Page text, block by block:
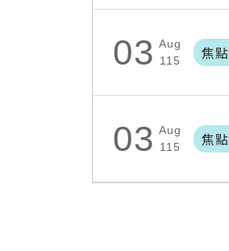
03 Aug
115
焦
03 Aug
115
焦